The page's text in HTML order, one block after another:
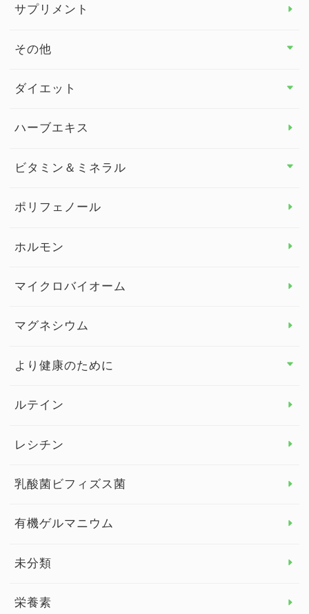
サプリメント
その他
その他 トップ
健康セミナー
ダイエット
ダイエット トップ
ハーブエキス
ビタミン＆ミネラル
ビタミン＆ミネラル トップ
ビタミンE
ポリフェノール
ホルモン
マイクロバイオーム
マグネシウム
より健康のために
より健康のために トップ
眼の健康
睡眠
ルテイン
レシチン
乳酸菌ビフィズス菌
有機ゲルマニウム
未分類
栄養素